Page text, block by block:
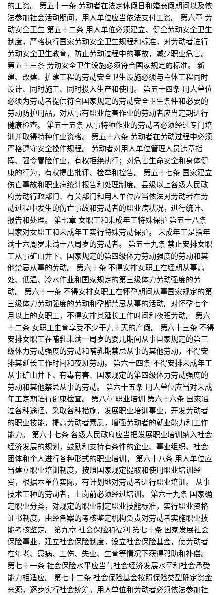
的工资。 第五十一条 劳动者在法定休假日和婚丧假期间以及依
法参加社会活动期间，用人单位应当依法支付工资。 第六章 劳
动安全卫生 第五十二条 用人单位必须建立、健全劳动安全卫生
制度，严格执行国家劳动安全卫生规程和标准，对劳动者进行
劳动安全卫生教育，防止劳动过程中的事故，减少职业危害。
第五十三条 劳动安全卫生设施必须符合国家规定的标准。 新
建、改建、扩建工程的劳动安全卫生设施必须与主体工程同时
设计、同时施工、同时投入生产和使用。 第五十四条 用人单位
必须为劳动者提供符合国家规定的劳动安全卫生条件和必要的
劳动防护用品，对从事有职业危害作业的劳动者应当定期进行
健康检查。 第五十五条 从事特种作业的劳动者必须经过专门培
训并取得特种作业资格。 第五十六条 劳动者在劳动过程中必须
严格遵守安全操作规程。 劳动者对用人单位管理人员违章指
挥、强令冒险作业，有权拒绝执行；对危害生命安全和身体健
康的行为，有权提出批评、检举和控告。 第五十七条 国家建立
伤亡事故和职业病统计报告和处理制度。县级以上各级人民政
府劳动行政部门、有关部门和用人单位应当依法对劳动者在劳
动过程中发生的伤亡事故和劳动者的职业病状况，进行统计、
报告和处理。 第七章 女职工和未成年工特殊保护 第五十八条
国家对女职工和未成年工实行特殊劳动保护。 未成年工是指年
满十六周岁未满十八周岁的劳动者。 第五十九条 禁止安排女职
工从事矿山井下、国家规定的第四级体力劳动强度的劳动和其
他禁忌从事的劳动。 第六十条 不得安排女职工在经期从事高
处、低温、冷水作业和国家规定的第三级体力劳动强度的劳
动。 第六十一条 不得安排女职工在怀孕期间从事国家规定的第
三级体力劳动强度的劳动和孕期禁忌从事的活动。对怀孕七个
月以上的女职工，不得安排其延长工作时间和夜班劳动。 第六
十二条 女职工生育享受不少于九十天的产假。 第六十三条 不得
安排女职工在哺乳未满一周岁的婴儿期间从事国家规定的第三
级体力劳动强度的劳动和哺乳期禁忌从事的其他劳动，不得安
排其延长工作时间和夜班劳动。 第六十四条 不得安排未成年工
从事矿山井下、有毒有害、国家规定的第四级体力劳动强度的
劳动和其他禁忌从事的劳动。 第六十五条 用人单位应当对未成
年工定期进行健康检查。 第八章 职业培训 第六十六条 国家通
过各种途径，采取各种措施，发展职业培训事业，开发劳动者
的职业技能，提高劳动者素质，增强劳动者的就业能力和工作
能力。 第六十七条 各级人民政府应当把发展职业培训纳入社会
经济发展的规划，鼓励和支持有条件的企业、事业组织、社会
团体和个人进行各种形式的职业培训。 第六十八条 用人单位应
当建立职业培训制度，按照国家规定提取和使用职业培训经
费，根据本单位实际，有计划地对劳动者进行职业培训。 从事
技术工种的劳动者，上岗前必须经过培训。 第六十九条 国家确
定职业分类，对规定的职业制定职业技能标准，实行职业资格
证书制度，由经备案的考核鉴定机构负责对劳动者实施职业技
能考核鉴定。 第九章 社会保险和福利 第七十条 国家发展社会
保险事业，建立社会保险制度，设立社会保险基金，使劳动者
在年老、患病、工伤、失业、生育等情况下获得帮助和补偿。
第七十一条 社会保险水平应当与社会经济发展水平和社会承受
能力相适应。 第七十二条 社会保险基金按照保险类型确定资金
来源，逐步实行社会统筹。用人单位和劳动者必须依法参加社